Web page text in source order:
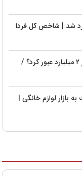
وارد شد | شاخص کل فردا
شوک ۶۶۸ میلیونی به پژو ۲۰۷؛ قیمت کارخانه از ۲ میلیارد عبور کرد؟ /
به بازار لوازم خانگی |